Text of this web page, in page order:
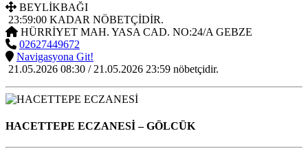
BEYLİKBAĞI
23:59:00 KADAR NÖBETÇİDİR.
HÜRRİYET MAH. YASA CAD. NO:24/A GEBZE
02627449672
Navigasyona Git!
21.05.2026 08:30 / 21.05.2026 23:59 nöbetçidir.
HACETTEPE ECZANESİ– GÖLCÜK